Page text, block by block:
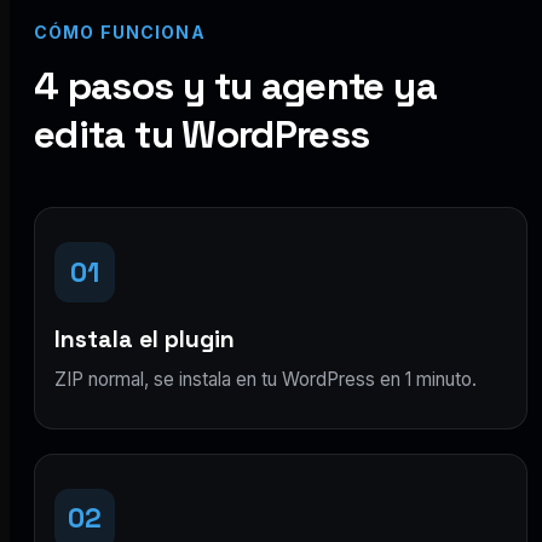
CÓMO FUNCIONA
4 pasos y tu agente ya
edita tu WordPress
01
Instala el plugin
ZIP normal, se instala en tu WordPress en 1 minuto.
02